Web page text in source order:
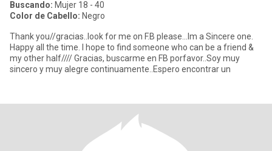
Buscando: Mujer 18 - 40
Color de Cabello: Negro
Thank you//gracias..look for me on F.B please...Im a Sincere one.
Happy all the time. I hope to find someone who can be a friend &
my other half//// Gracias, buscarme en FB porfavor..Soy muy
sincero y muy alegre continuamente..Espero encontrar un